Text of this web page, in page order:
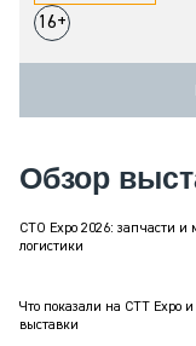
16+
Обзор
СТО Expo 2026: запчасти и
логистики
Что показали на CTT Expo
выставки